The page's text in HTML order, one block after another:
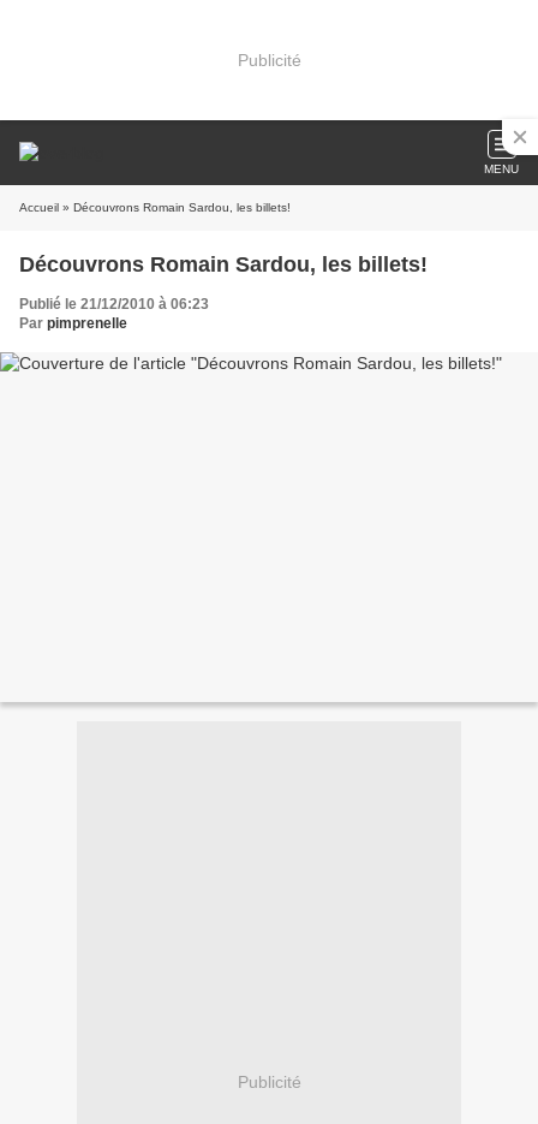
Publicité
MENU
Accueil » Découvrons Romain Sardou, les billets!
Découvrons Romain Sardou, les billets!
Publié le 21/12/2010 à 06:23
Par pimprenelle
Publicité